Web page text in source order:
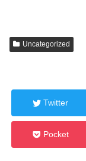
Uncategorized
Twitter
Pocket